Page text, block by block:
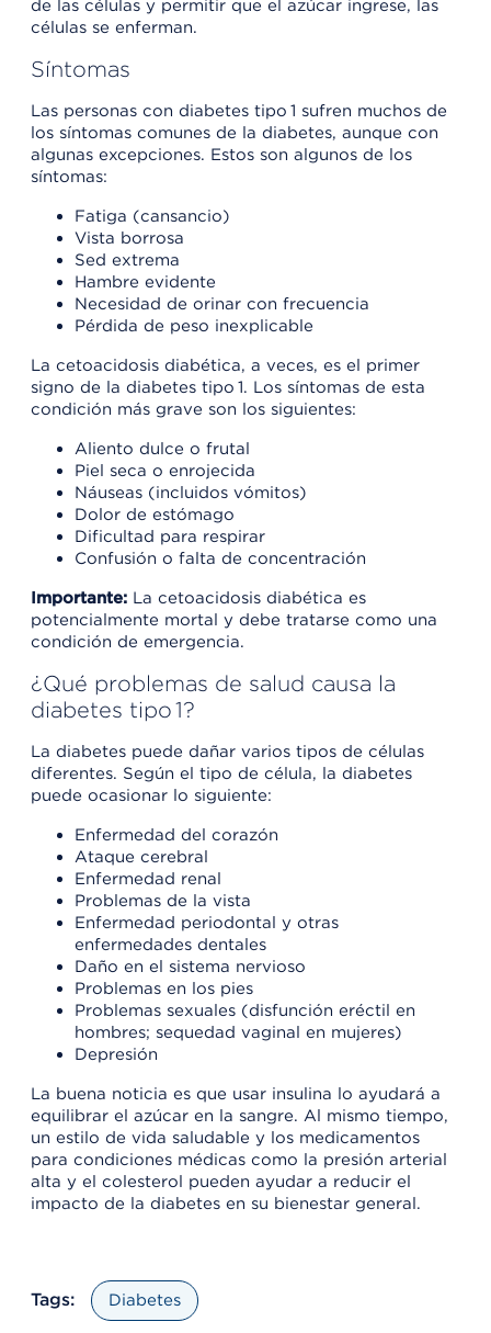
de las células y permitir que el azúcar ingrese, las
células se enferman.
Síntomas
Las personas con diabetes tipo 1 sufren muchos de
los síntomas comunes de la diabetes, aunque con
algunas excepciones. Estos son algunos de los
síntomas:
Fatiga (cansancio)
Vista borrosa
Sed extrema
Hambre evidente
Necesidad de orinar con frecuencia
Pérdida de peso inexplicable
La cetoacidosis diabética, a veces, es el primer
signo de la diabetes tipo 1. Los síntomas de esta
condición más grave son los siguientes:
Aliento dulce o frutal
Piel seca o enrojecida
Náuseas (incluidos vómitos)
Dolor de estómago
Dificultad para respirar
Confusión o falta de concentración
Importante: La cetoacidosis diabética es
potencialmente mortal y debe tratarse como una
condición de emergencia.
¿Qué problemas de salud causa la
diabetes tipo 1?
La diabetes puede dañar varios tipos de células
diferentes. Según el tipo de célula, la diabetes
puede ocasionar lo siguiente:
Enfermedad del corazón
Ataque cerebral
Enfermedad renal
Problemas de la vista
Enfermedad periodontal y otras
enfermedades dentales
Daño en el sistema nervioso
Problemas en los pies
Problemas sexuales (disfunción eréctil en
hombres; sequedad vaginal en mujeres)
Depresión
La buena noticia es que usar insulina lo ayudará a
equilibrar el azúcar en la sangre. Al mismo tiempo,
un estilo de vida saludable y los medicamentos
para condiciones médicas como la presión arterial
alta y el colesterol pueden ayudar a reducir el
impacto de la diabetes en su bienestar general.
Tags: Diabetes